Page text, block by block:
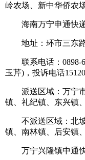
岭农场、新中华侨农
海南万宁申通快
地址：环市三东路
联系电话：0898-
玉芹)，投诉电话
派送区域：万宁市
镇、礼纪镇、东兴镇
不派送区域：北坡
镇、南林镇、后安镇
万宁兴隆镇中通